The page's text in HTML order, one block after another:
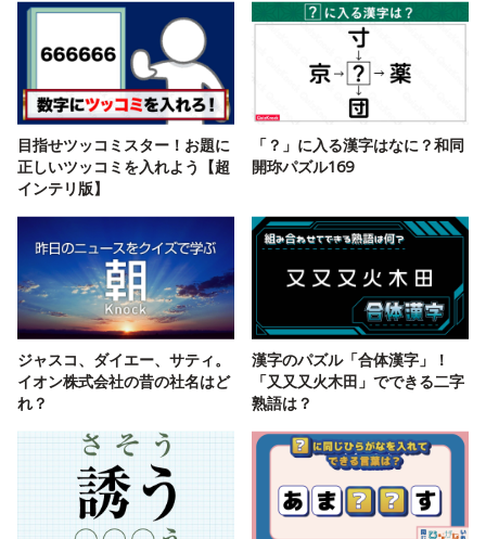
目指せツッコミスター！お題に
正しいツッコミを入れよう【超
インテリ版】
「？」に入る漢字はなに？和同
開珎パズル169
ジャスコ、ダイエー、サティ。
イオン株式会社の昔の社名はど
れ？
漢字のパズル「合体漢字」！
「又又又火木田」でできる二字
熟語は？